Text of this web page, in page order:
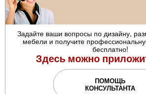
Задайте ваши вопросы по дизайну,
мебели и получите
бесплатно!
Здесь можно
ПОМОЩЬ
КОНСУЛЬТАНТА